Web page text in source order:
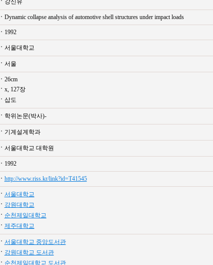
강신유
Dynamic collapse analysis of automotive shell structures under impact loads
1992
서울대학교
서울
26cm
x, 127장
삽도
학위논문(박사)-
기계설계학과
서울대학교 대학원
1992
http://www.riss.kr/link?id=T41545
서울대학교
강원대학교
순천제일대학교
제주대학교
서울대학교 중앙도서관
강원대학교 도서관
순천제일대학교 도서관